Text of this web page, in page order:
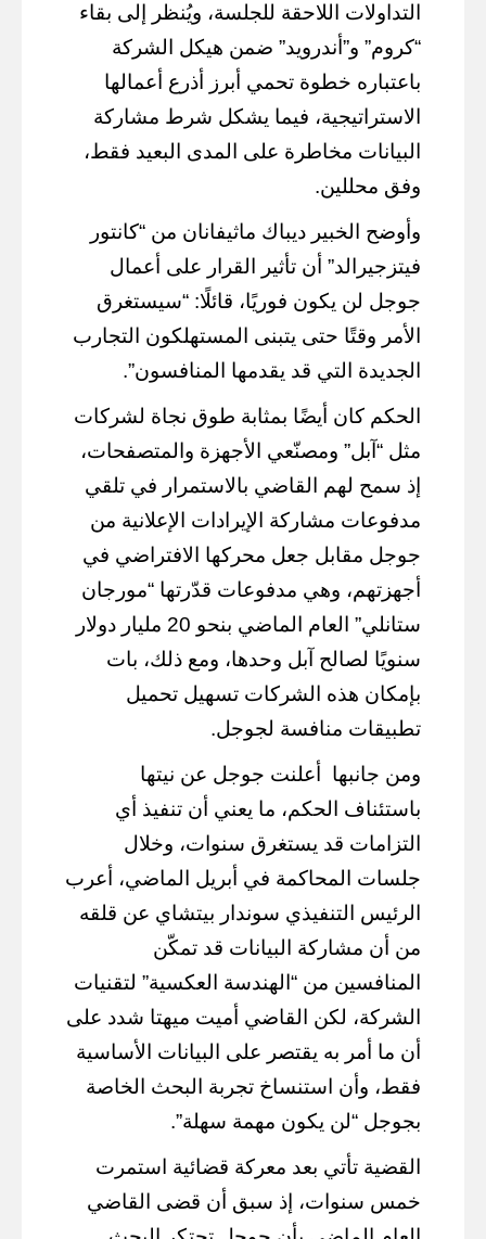
التداولات اللاحقة للجلسة، ويُنظر إلى بقاء
“كروم” و”أندرويد” ضمن هيكل الشركة
باعتباره خطوة تحمي أبرز أذرع أعمالها
الاستراتيجية، فيما يشكل شرط مشاركة
البيانات مخاطرة على المدى البعيد فقط،
وفق محللين.
وأوضح الخبير ديباك ماثيفانان من “كانتور
فيتزجيرالد” أن تأثير القرار على أعمال
جوجل لن يكون فوريًا، قائلًا: “سيستغرق
الأمر وقتًا حتى يتبنى المستهلكون التجارب
الجديدة التي قد يقدمها المنافسون”.
الحكم كان أيضًا بمثابة طوق نجاة لشركات
مثل “آبل” ومصنّعي الأجهزة والمتصفحات،
إذ سمح لهم القاضي بالاستمرار في تلقي
مدفوعات مشاركة الإيرادات الإعلانية من
جوجل مقابل جعل محركها الافتراضي في
أجهزتهم، وهي مدفوعات قدّرتها “مورجان
ستانلي” العام الماضي بنحو 20 مليار دولار
سنويًا لصالح آبل وحدها، ومع ذلك، بات
بإمكان هذه الشركات تسهيل تحميل
تطبيقات منافسة لجوجل.
ومن جانبها
أعلنت جوجل عن نيتها
باستئناف الحكم، ما يعني أن تنفيذ أي
التزامات قد يستغرق سنوات، وخلال
جلسات المحاكمة في أبريل الماضي، أعرب
الرئيس التنفيذي سوندار بيتشاي عن قلقه
من أن مشاركة البيانات قد تمكّن
المنافسين من “الهندسة العكسية” لتقنيات
الشركة، لكن القاضي أميت ميهتا شدد على
أن ما أمر به يقتصر على البيانات الأساسية
فقط، وأن استنساخ تجربة البحث الخاصة
بجوجل “لن يكون مهمة سهلة”.
القضية تأتي بعد معركة قضائية استمرت
خمس سنوات، إذ سبق أن قضى القاضي